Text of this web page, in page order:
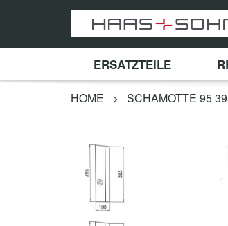
ERSATZTEILE
HOME > SCHAMOTTE 95